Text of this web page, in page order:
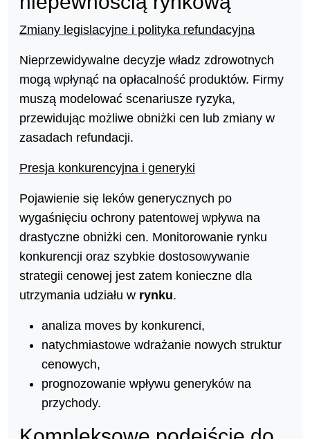
Zmiany legislacyjne i polityka refundacyjna
Nieprzewidywalne decyzje władz zdrowotnych
mogą wpłynąć na opłacalność produktów. Firmy
muszą modelować scenariusze ryzyka,
przewidując możliwe obniżki cen lub zmiany w
zasadach refundacji.
Presja konkurencyjna i generyki
Pojawienie się leków generycznych po
wygaśnięciu ochrony patentowej wpływa na
drastyczne obniżki cen. Monitorowanie rynku
konkurencji oraz szybkie dostosowywanie
strategii cenowej jest zatem konieczne dla
utrzymania udziału w rynku.
analiza moves by konkurenci,
natychmiastowe wdrażanie nowych struktur
cenowych,
prognozowanie wpływu generyków na
przychody.